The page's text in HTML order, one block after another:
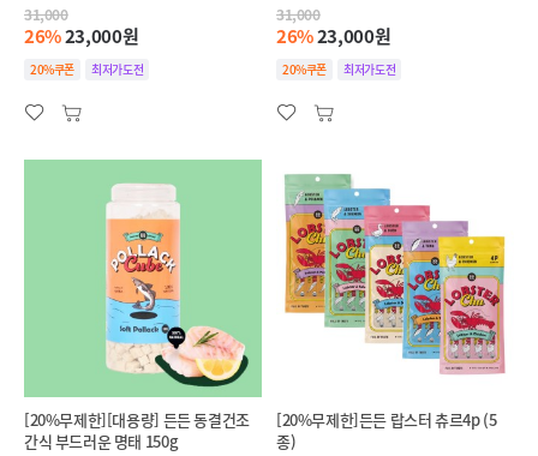
31,000
26%23,000원
20%쿠폰 최저가도전
31,000
26%23,000원
20%쿠폰 최저가도전
[20%무제한][대용량] 든든 동결건조
간식 부드러운 명태 150g
[20%무제한]든든 랍스터 츄르4p (5
종)